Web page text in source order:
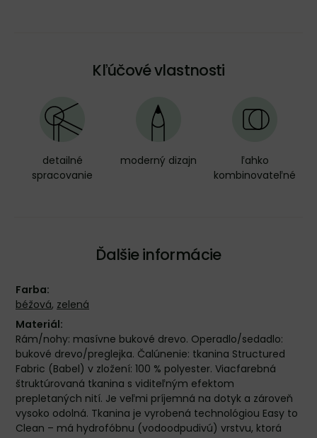
Kľúčové vlastnosti
detailné
spracovanie
moderný dizajn
ľahko
kombinovateľné
Ďalšie informácie
Farba:
béžová, zelená
Materiál:
Rám/nohy: masívne bukové drevo. Operadlo/sedadlo:
bukové drevo/preglejka. Čalúnenie: tkanina Structured
Fabric (Babel) v zložení: 100 % polyester. Viacfarebná
štruktúrovaná tkanina s viditeľným efektom
prepletaných nití. Je veľmi príjemná na dotyk a zároveň
vysoko odolná. Tkanina je vyrobená technológiou Easy to
Clean – má hydrofóbnu (vodoodpudivú) vrstvu, ktorá